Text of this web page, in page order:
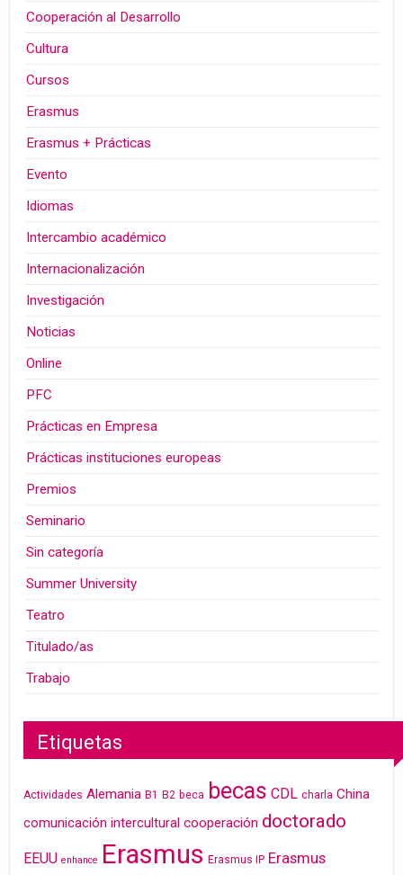
Cooperación al Desarrollo
Cultura
Cursos
Erasmus
Erasmus + Prácticas
Evento
Idiomas
Intercambio académico
Internacionalización
Investigación
Noticias
Online
PFC
Prácticas en Empresa
Prácticas instituciones europeas
Premios
Seminario
Sin categoría
Summer University
Teatro
Titulado/as
Trabajo
Etiquetas
Actividades Alemania B1 B2 beca becas CDL charla China
comunicación intercultural cooperación doctorado
EEUU enhance Erasmus Erasmus IP Erasmus